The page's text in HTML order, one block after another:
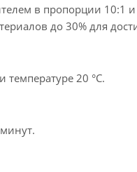
в пропорции 10:1
до 30% для
температуре 20 °C.